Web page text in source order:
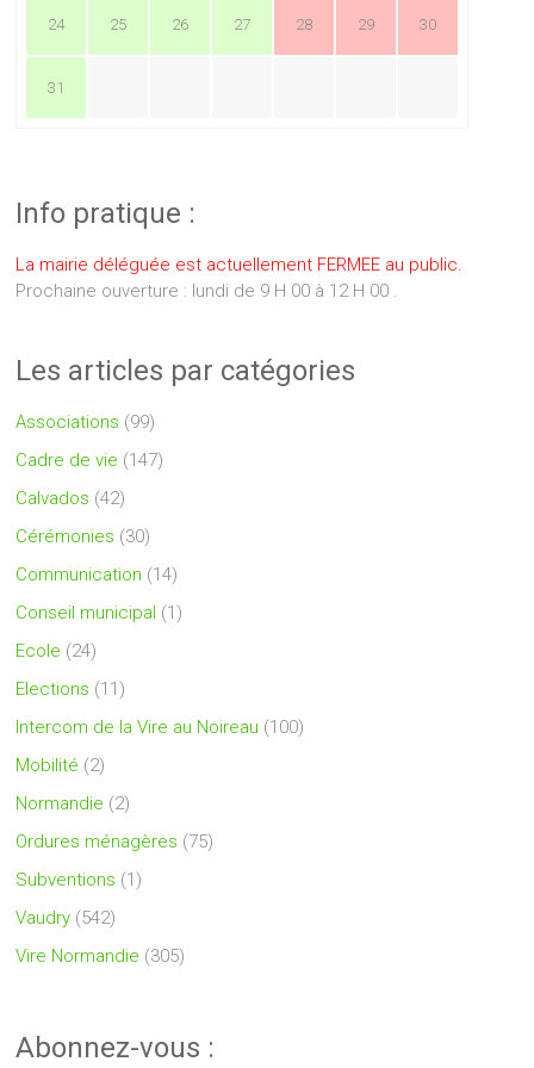
24 25 26 27 28 29 30
31
Info pratique :
La mairie déléguée est actuellement FERMEE au public.
Prochaine ouverture : lundi de 9 H 00 à 12 H 00 .
Les articles par catégories
Associations (99)
Cadre de vie (147)
Calvados (42)
Cérémonies (30)
Communication (14)
Conseil municipal (1)
Ecole (24)
Elections (11)
Intercom de la Vire au Noireau (100)
Mobilité (2)
Normandie (2)
Ordures ménagères (75)
Subventions (1)
Vaudry (542)
Vire Normandie (305)
Abonnez-vous :